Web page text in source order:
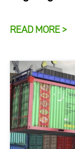
READ MORE >